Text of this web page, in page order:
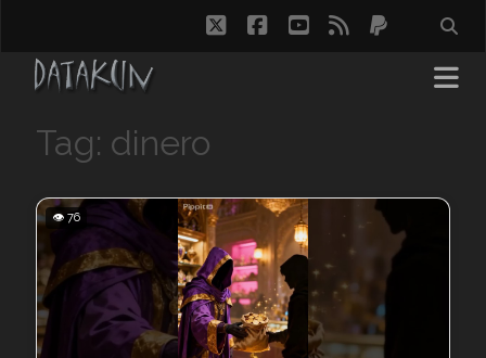
twitterfacebook
youtube
rss paypal
Tag: dinero
👁 76